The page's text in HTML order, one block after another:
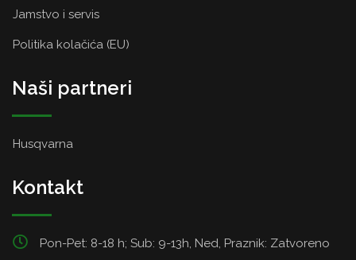
Jamstvo i servis
Politika kolačića (EU)
Naši partneri
Husqvarna
Kontakt
Pon-Pet: 8-18 h; Sub: 9-13h, Ned, Praznik: Zatvoreno